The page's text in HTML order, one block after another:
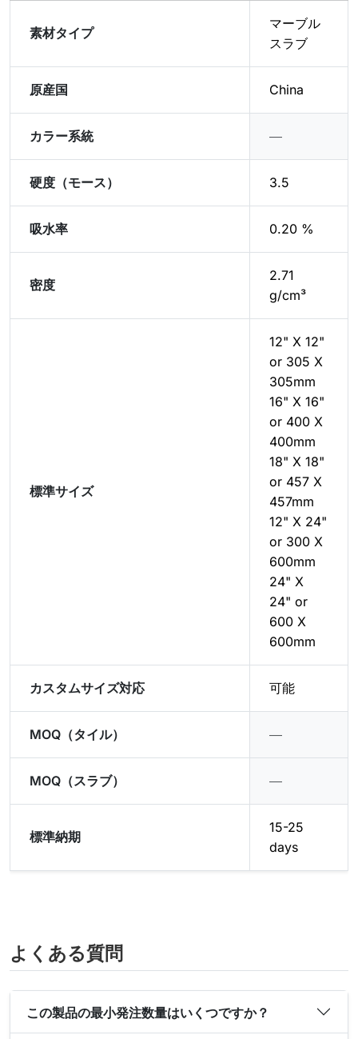
素材タイプ
マーブル
スラブ
原産国 China
カラー系統 ―
硬度（モース） 3.5
吸水率 0.20 %
密度
2.71
g/cm³
標準サイズ
12" X 12"
or 305 X
305mm
16" X 16"
or 400 X
400mm
18" X 18"
or 457 X
457mm
12" X 24"
or 300 X
600mm
24" X
24" or
600 X
600mm
カスタムサイズ対応 可能
MOQ（タイル） ―
MOQ（スラブ） ―
標準納期
15-25
days
よくある質問
この製品の最小発注数量はいくつですか？